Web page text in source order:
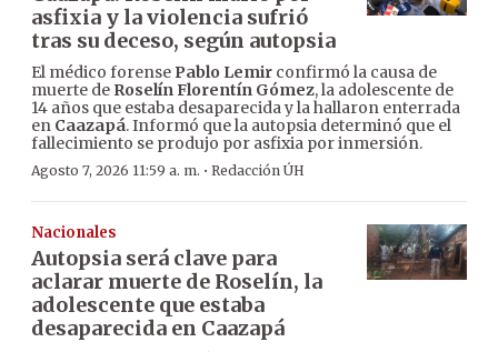
asfixia y la violencia sufrió
tras su deceso, según autopsia
El médico forense Pablo Lemir confirmó la causa de
muerte de Roselín Florentín Gómez, la adolescente de
14 años que estaba desaparecida y la hallaron enterrada
en Caazapá. Informó que la autopsia determinó que el
fallecimiento se produjo por asfixia por inmersión.
Agosto 7, 2026 11:59 a. m. · Redacción ÚH
Nacionales
Autopsia será clave para
aclarar muerte de Roselín, la
adolescente que estaba
desaparecida en Caazapá